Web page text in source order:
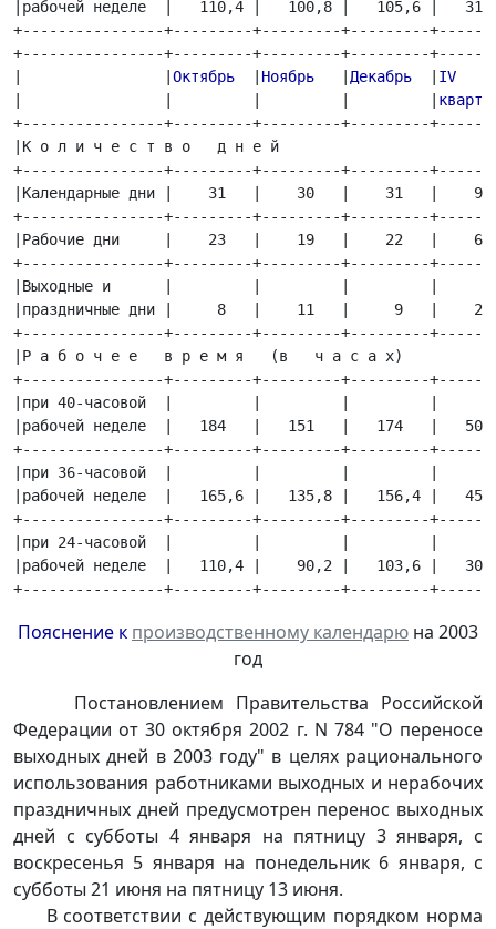
|рабочей неделе  |   110,4 |   100,8 |   105,6 |
+----------------+---------+---------+---------
+----------------+---------+---------+---------
Октябрь Ноябрь Декабрь IV
+----------------+---------+---------+---------
|К о л и ч е с т в о   д н е й
+----------------+---------+---------+---------
|Календарные дни |    31   |    30   |    31   |
+----------------+---------+---------+---------
|Рабочие дни     |    23   |    19   |    22   |
+----------------+---------+---------+---------
|Выходные и      |         |         |         |
|праздничные дни |     8   |    11   |     9   |
+----------------+---------+---------+---------
|Р а б о ч е е   в р е м я   (в   ч а с а х)
+----------------+---------+---------+---------
|при 40-часовой  |         |         |         |
|рабочей неделе  |   184   |   151   |   174   |
+----------------+---------+---------+---------
|при 36-часовой  |         |         |         |
|рабочей неделе  |   165,6 |   135,8 |   156,4 |
+----------------+---------+---------+---------
|при 24-часовой  |         |         |         |
|рабочей неделе  |   110,4 |    90,2 |   103,6 |
+----------------+---------+---------+---------
Пояснение к производственному календарю на 2003
год
Постановлением Правительства Российской
Федерации от 30 октября 2002 г. N 784 "О переносе
выходных дней в 2003 году" в целях рационального
использования работниками выходных и нерабочих
праздничных дней предусмотрен перенос выходных
дней с субботы 4 января на пятницу 3 января, с
воскресенья 5 января на понедельник 6 января, с
субботы 21 июня на пятницу 13 июня.
В соответствии с действующим порядком норма